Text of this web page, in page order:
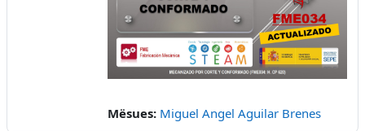
Mësues: Miguel Angel Aguilar Brenes